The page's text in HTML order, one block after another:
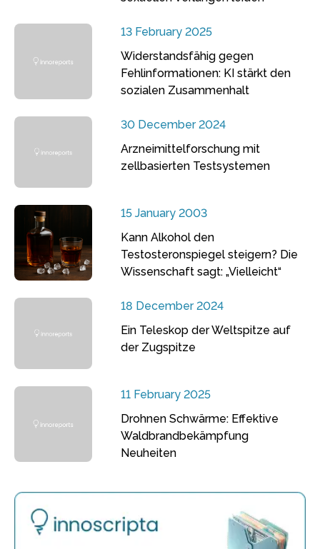
13 February 2025
Widerstandsfähig gegen
Fehlinformationen: KI stärkt den
sozialen Zusammenhalt
30 December 2024
Arzneimittelforschung mit
zellbasierten Testsystemen
15 January 2003
Kann Alkohol den
Testosteronspiegel steigern? Die
Wissenschaft sagt: „Vielleicht“
18 December 2024
Ein Teleskop der Weltspitze auf
der Zugspitze
11 February 2025
Drohnen Schwärme: Effektive
Waldbrandbekämpfung
Neuheiten